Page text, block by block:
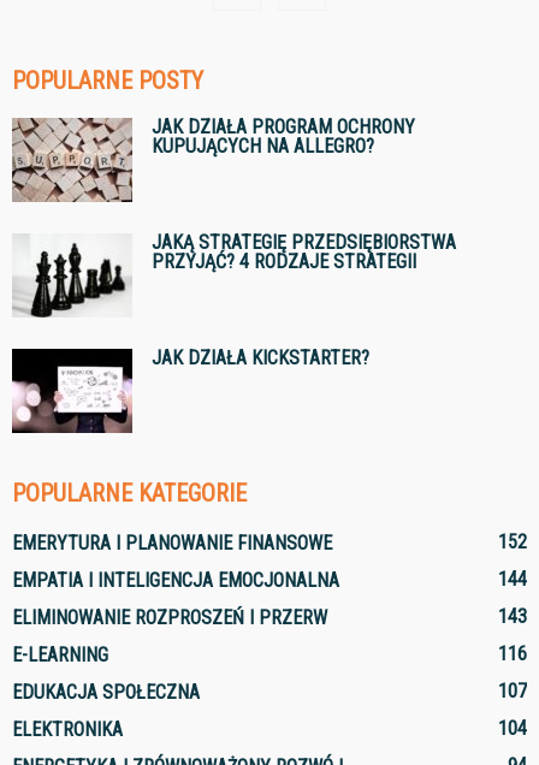
POPULARNE POSTY
JAK DZIAŁA PROGRAM OCHRONY
KUPUJĄCYCH NA ALLEGRO?
JAKĄ STRATEGIĘ PRZEDSIĘBIORSTWA
PRZYJĄĆ? 4 RODZAJE STRATEGII
JAK DZIAŁA KICKSTARTER?
POPULARNE KATEGORIE
EMERYTURA I PLANOWANIE FINANSOWE
152
EMPATIA I INTELIGENCJA EMOCJONALNA
144
ELIMINOWANIE ROZPROSZEŃ I PRZERW
143
E-LEARNING
116
EDUKACJA SPOŁECZNA
107
ELEKTRONIKA
104